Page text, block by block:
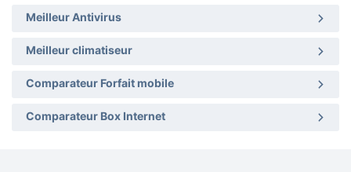
Meilleur Antivirus
Meilleur climatiseur
Comparateur Forfait mobile
Comparateur Box Internet